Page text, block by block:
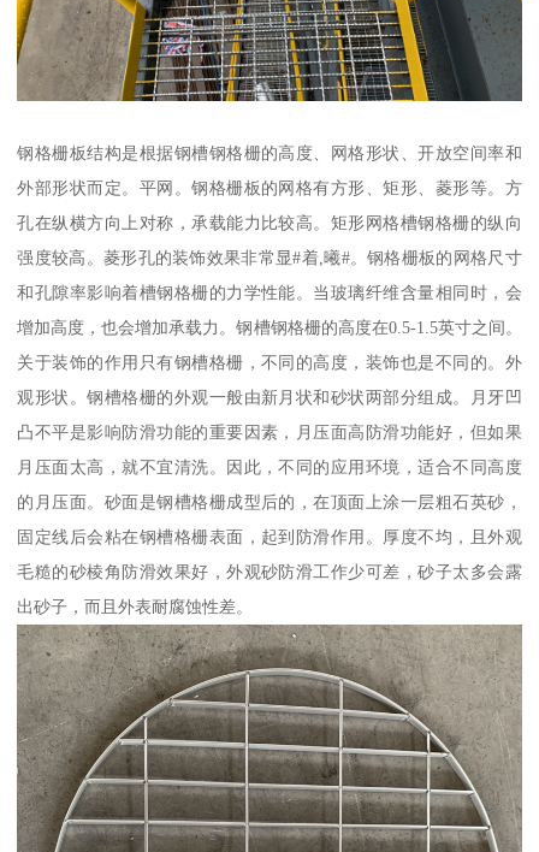
钢格栅板结构是根据钢槽钢格栅的高度、网格形状、开放空间率和
外部形状而定。平网。钢格栅板的网格有方形、矩形、菱形等。方
孔在纵横方向上对称，承载能力比较高。矩形网格槽钢格栅的纵向
强度较高。菱形孔的装饰效果非常显#着,曦#。钢格栅板的网格尺寸
和孔隙率影响着槽钢格栅的力学性能。当玻璃纤维含量相同时，会
增加高度，也会增加承载力。钢槽钢格栅的高度在0.5-1.5英寸之间。
关于装饰的作用只有钢槽格栅，不同的高度，装饰也是不同的。外
观形状。钢槽格栅的外观一般由新月状和砂状两部分组成。月牙凹
凸不平是影响防滑功能的重要因素，月压面高防滑功能好，但如果
月压面太高，就不宜清洗。因此，不同的应用环境，适合不同高度
的月压面。砂面是钢槽格栅成型后的，在顶面上涂一层粗石英砂，
固定线后会粘在钢槽格栅表面，起到防滑作用。厚度不均，且外观
毛糙的砂棱角防滑效果好，外观砂防滑工作少可差，砂子太多会露
出砂子，而且外表耐腐蚀性差。